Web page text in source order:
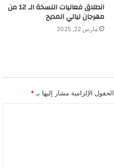
انطلاق فعاليات النسخة الـ 12 من
مهرجان ليالي المديح
مارس 22, 2025
الحقول الإلزامية مشار إليها بـ *